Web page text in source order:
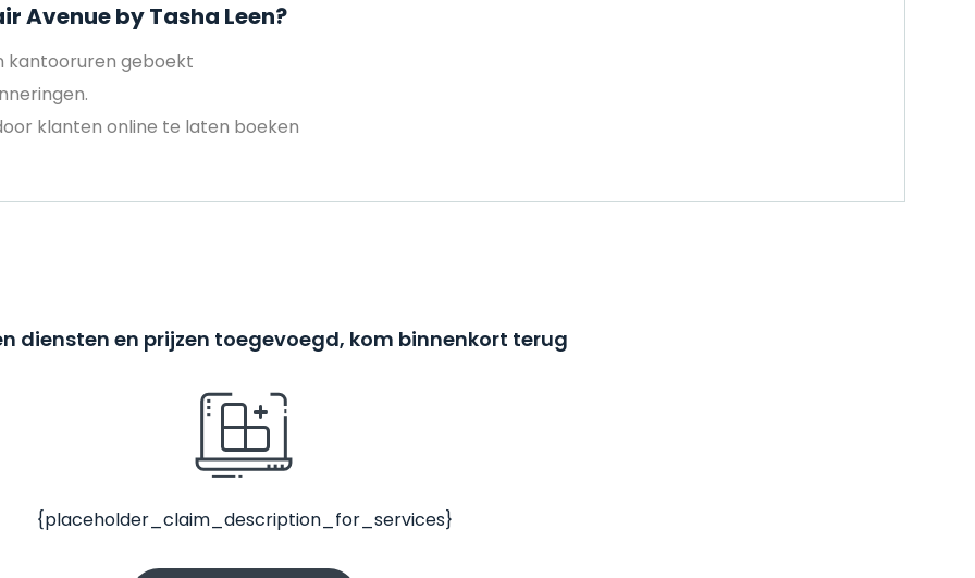
Avenue by Tasha Leen?
kantooruren geboekt
klanten online te laten boeken
diensten en prijzen toegevoegd, kom binnenkort terug
{placeholder_claim_description_for_services}